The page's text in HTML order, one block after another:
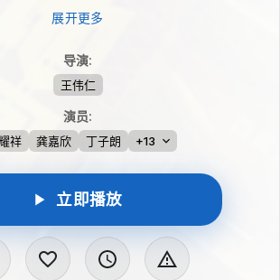
尋找替身的民初女鬼、媚惑男性的狐仙顯靈、
、米婆婆陰間招魂，及可困住三魂七魄的結
以科學解釋一一破解莊一臣的把戲與技倆！二
程中畢萍慢慢撕開莊一臣隱藏的另一面，原來
借畢萍之手自揭黑歷史，藉此贖罪…
展开更多
导演:
王伟仁
演员:
祥 龚嘉欣 丁子朗 +13
立即播放